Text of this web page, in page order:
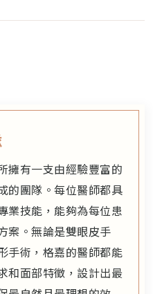
擁有一支由經驗豐富的
的團隊。每位醫師都具
業技能，能夠為每位患
案。無論是雙眼皮手
手術，格嘉的醫師都能
和面部特徵，設計出最